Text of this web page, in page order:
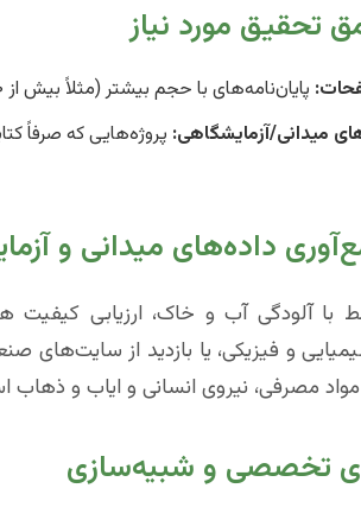
تحقیق مورد نیاز
پایان‌نامه‌های با حجم بیشتر (مثلاً بیش از ۱۵۰ صفحه) به دلیل نیاز به نگارش و تحقیق گسترده‌تر، هزینه بالاتری دارند.
میدانی/آزمایشگاهی: پروژه‌هایی که صرفاً
داده‌های میدانی و
با آلودگی آب و خاک، ارزیابی کیفیت
و فیزیکی، یا بازدید از سایت‌های
مواد مصرفی، نیروی انسانی و ایاب و
تخصصی و شبیه‌سازی